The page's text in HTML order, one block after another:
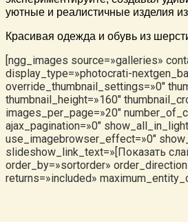
уютные и реалистичные изделия
Красивая одежда и обувь из
[ngg_images source=»galleries»
display_type=»photocrati-
override_thumbnail_settings=»0″
thumbnail_height=»160″
images_per_page=»20″
ajax_pagination=»0″
use_imagebrowser_effect=»0″
slideshow_link_text=»[Показать
order_by=»sortorder»
returns=»included»